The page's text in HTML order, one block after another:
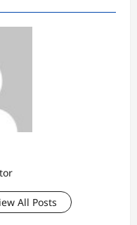
All Posts